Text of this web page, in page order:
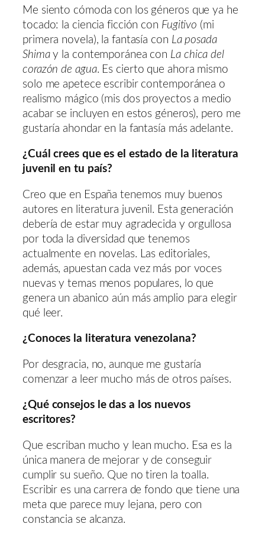
Me siento cómoda con los géneros que ya he
tocado: la ciencia ficción con Fugitivo (mi
primera novela), la fantasía con La posada
Shimay la contemporánea con La chica del
corazón de agua. Es cierto que ahora mismo
solo me apetece escribir contemporánea o
realismo mágico (mis dos proyectos a medio
acabar se incluyen en estos géneros), pero me
gustaría ahondar en la fantasía más adelante.
¿Cuál crees que es el estado de la literatura
juvenil en tu país?
Creo que en España tenemos muy buenos
autores en literatura juvenil. Esta generación
debería de estar muy agradecida y orgullosa
por toda la diversidad que tenemos
actualmente en novelas. Las editoriales,
además, apuestan cada vez más por voces
nuevas y temas menos populares, lo que
genera un abanico aún más amplio para elegir
qué leer.
¿Conoces la literatura venezolana?
Por desgracia, no, aunque me gustaría
comenzar a leer mucho más de otros países.
¿Qué consejos le das a los nuevos
escritores?
Que escriban mucho y lean mucho. Esa es la
única manera de mejorar y de conseguir
cumplir su sueño. Que no tiren la toalla.
Escribir es una carrera de fondo que tiene una
meta que parece muy lejana, pero con
constancia se alcanza.